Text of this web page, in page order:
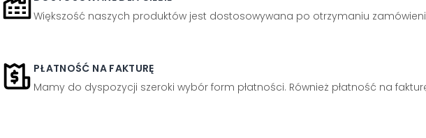
Większość naszych produktów jest dostosowywana po otrzymaniu
PŁATNOŚĆ NA FAKTURĘ
Mamy do dyspozycji szeroki wybór form płatności. Również płatność na